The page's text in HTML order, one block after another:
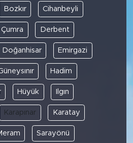
Bozkır Cihanbeyli
Çumra Derbent
Doğanhisar Emirgazi
Hadim
Hüyük Ilgın
Karapınar Karatay
Sarayönü